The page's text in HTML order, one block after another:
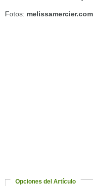
Fotos: melissamercier.com
Opciones del Artículo